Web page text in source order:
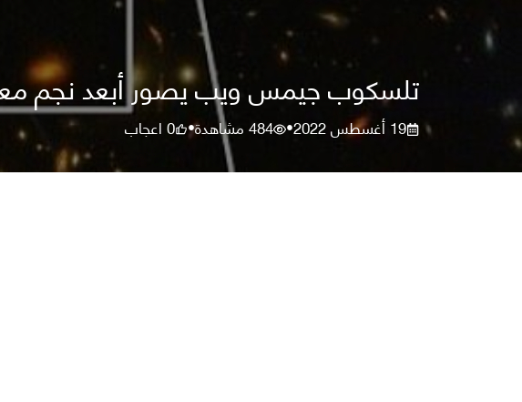
تلسكوب جيمس ويب يصور أبعد نجم
19 أغسطس 2022 •
484مشاهدة•
0اعجاب